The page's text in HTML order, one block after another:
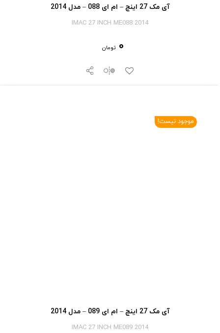
آی‎ مک 27 اینچ – ام ای 088 – مدل 2014
IMAC 27 INCH ME088 2014
0 تومان
موجود نیست!
آی‎ مک 27 اینچ – ام ای 089 – مدل 2014
IMAC 27 INCH ME089 2014